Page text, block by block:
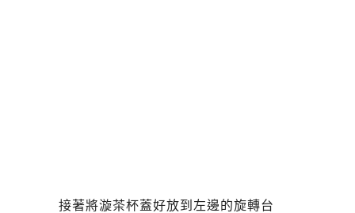
接著將漩茶杯蓋好放到左邊的旋轉台